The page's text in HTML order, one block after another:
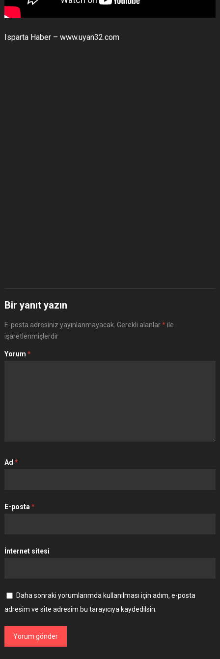
Isparta Haber – www.uyan32.com
Bir yanıt yazın
E-posta adresiniz yayınlanmayacak. Gerekli alanlar*ile
işaretlenmişlerdir
Yorum *
Ad *
E-posta *
İnternet sitesi
Daha sonraki yorumlarımda kullanılması için adım, e-posta
adresim ve site adresim bu tarayıcıya kaydedilsin.